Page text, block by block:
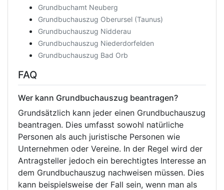
Grundbuchamt Neuberg
Grundbuchauszug Oberursel (Taunus)
Grundbuchauszug Nidderau
Grundbuchauszug Niederdorfelden
Grundbuchauszug Bad Orb
FAQ
Wer kann Grundbuchauszug beantragen?
Grundsätzlich kann jeder einen Grundbuchauszug
beantragen. Dies umfasst sowohl natürliche
Personen als auch juristische Personen wie
Unternehmen oder Vereine. In der Regel wird der
Antragsteller jedoch ein berechtigtes Interesse an
dem Grundbuchauszug nachweisen müssen. Dies
kann beispielsweise der Fall sein, wenn man als